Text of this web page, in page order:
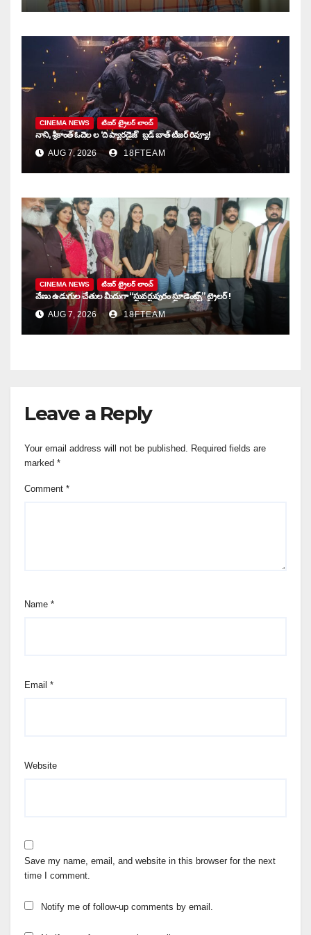
CINEMA NEWS టిజర్ ట్రైలర్ లాంచ్
నాని, శ్రీకాంత్ ఓదెల ల ‘ది ప్యారడైజ్’ బ్లడ్ బాత్ టీజర్ రివ్యూ!
AUG 7, 2026 18FTEAM
CINEMA NEWS టిజర్ ట్రైలర్ లాంచ్
వేణు ఉడుగుల చేతుల మీదుగా “స్టువర్టుపురం స్టూడెంట్స్” ట్రైలర్ !
AUG 7, 2026 18FTEAM
Leave a Reply
Your email address will not be published.
Required fields are
marked *
Comment *
Name *
Email *
Website
Save my name, email, and website in this browser for the next
time I comment.
Notify me of follow-up comments by email.